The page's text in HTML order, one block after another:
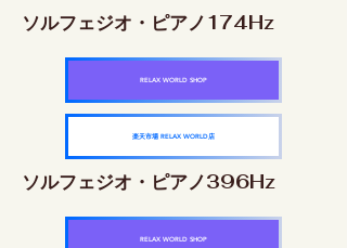
ソルフェジオ・ピアノ174Hz
RELAX WORLD SHOP
楽天市場 RELAX WORLD店
ソルフェジオ・ピアノ396Hz
RELAX WORLD SHOP